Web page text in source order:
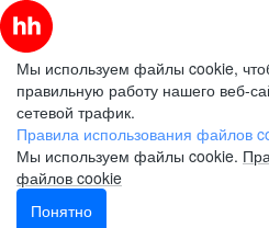
Мы используем файлы cookie,
правильную работу нашего веб-
сетевой трафик.
Правила использования файлов
Мы используем файлы cookie.
файлов cookie
Понятно